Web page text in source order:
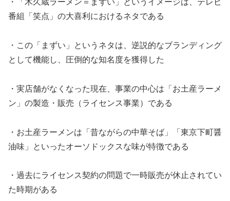
・「木久蔵ラーメン＝まずい」というイメージは、テレビ
番組「笑点」の大喜利におけるネタである
・この「まずい」というネタは、逆説的なブランディング
として機能し、圧倒的な知名度を獲得した
・実店舗がなくなった現在、事業の中心は「お土産ラーメ
ン」の製造・販売（ライセンス事業）である
・お土産ラーメンは「昔ながらの中華そば」「東京下町醤
油味」といったオーソドックスな味が特徴である
・過去にライセンス契約の問題で一時販売が休止されてい
た時期がある